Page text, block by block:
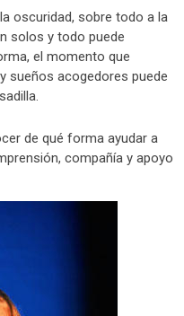
oscuridad, sobre todo a la
solos y todo puede
el momento que
sueños acogedores puede
de qué forma ayudar a
compañía y apoyo